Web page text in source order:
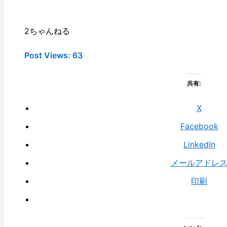
2ちゃんねる
Post Views: 63
共有:
X
Facebook
LinkedIn
メールアドレス
印刷